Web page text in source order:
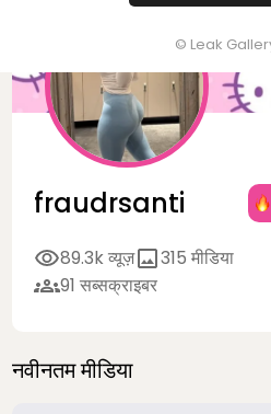
fraudrsanti
89.3k व्यूज़
315 मीडिया
91 सब्सक्राइबर
नवीनतम मीडिया
© Leak